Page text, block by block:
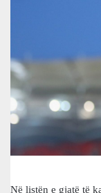
Në listën e gjatë të